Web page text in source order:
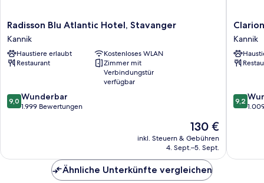
Radisson
Blu
Atlantic
Hotel,
Stavanger
Radisson Blu Atlantic Hotel, Stavanger
Kannik
Haustiere erlaubt
Kostenloses WLAN
Restaurant
Zimmer mit
Verbindungstür
verfügbar
9.0
von
9,0 Wunderbar
1.999 Bewertungen
Der
Preis
beträgt
130 €
inkl. Steuern & Gebühren
4. Sept.–5. Sept.
Clarion
Hotel
Kannik
Kannik
9.2
von
9,2
Ähnliche Unterkünfte vergleichen